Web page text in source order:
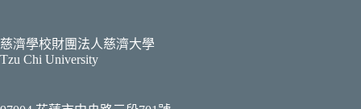
慈濟學校財團法人慈濟大學
Tzu Chi University